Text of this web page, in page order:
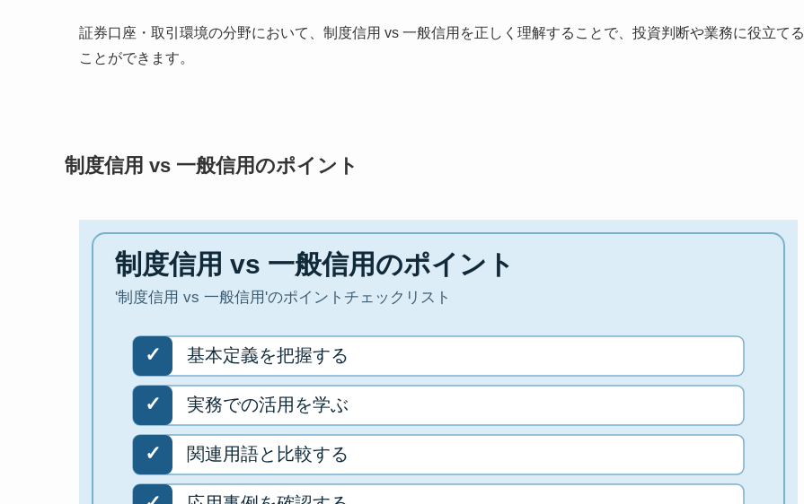
証券口座・取引環境の分野において、制度信用 vs 一般信用を正しく理解することで、投資判断や業務に役立てる
ことができます。
制度信用 vs 一般信用のポイント